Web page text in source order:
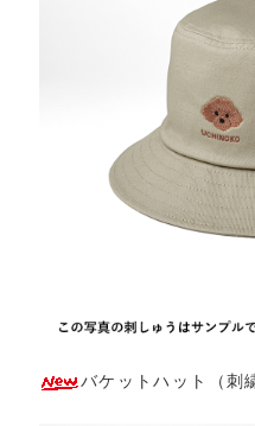
バケットハット（刺